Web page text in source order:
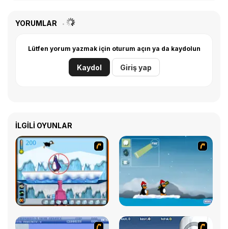
YORUMLAR
Lütfen yorum yazmak için oturum açın ya da kaydolun
Kaydol Giriş yap
İLGILI OYUNLAR